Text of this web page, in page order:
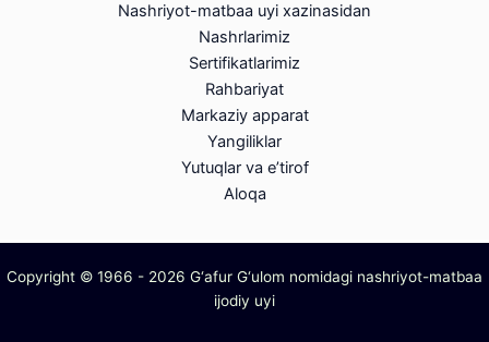
Nashriyot-matbaa uyi xazinasidan
Nashrlarimiz
Sertifikatlarimiz
Rahbariyat
Markaziy apparat
Yangiliklar
Yutuqlar va e’tirof
Aloqa
Copyright © 1966 - 2026 G‘afur G‘ulom nomidagi nashriyot-matbaa
ijodiy uyi